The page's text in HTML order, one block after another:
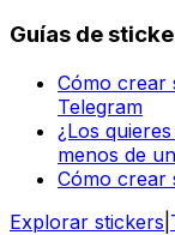
Guías de
Cómo crear
Telegram
¿Los
menos de
Cómo crear
Explorar stickers